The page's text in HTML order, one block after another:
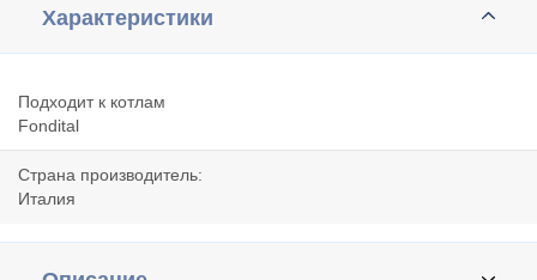
Характеристики
Подходит к котлам
Fondital
Страна производитель:
Италия